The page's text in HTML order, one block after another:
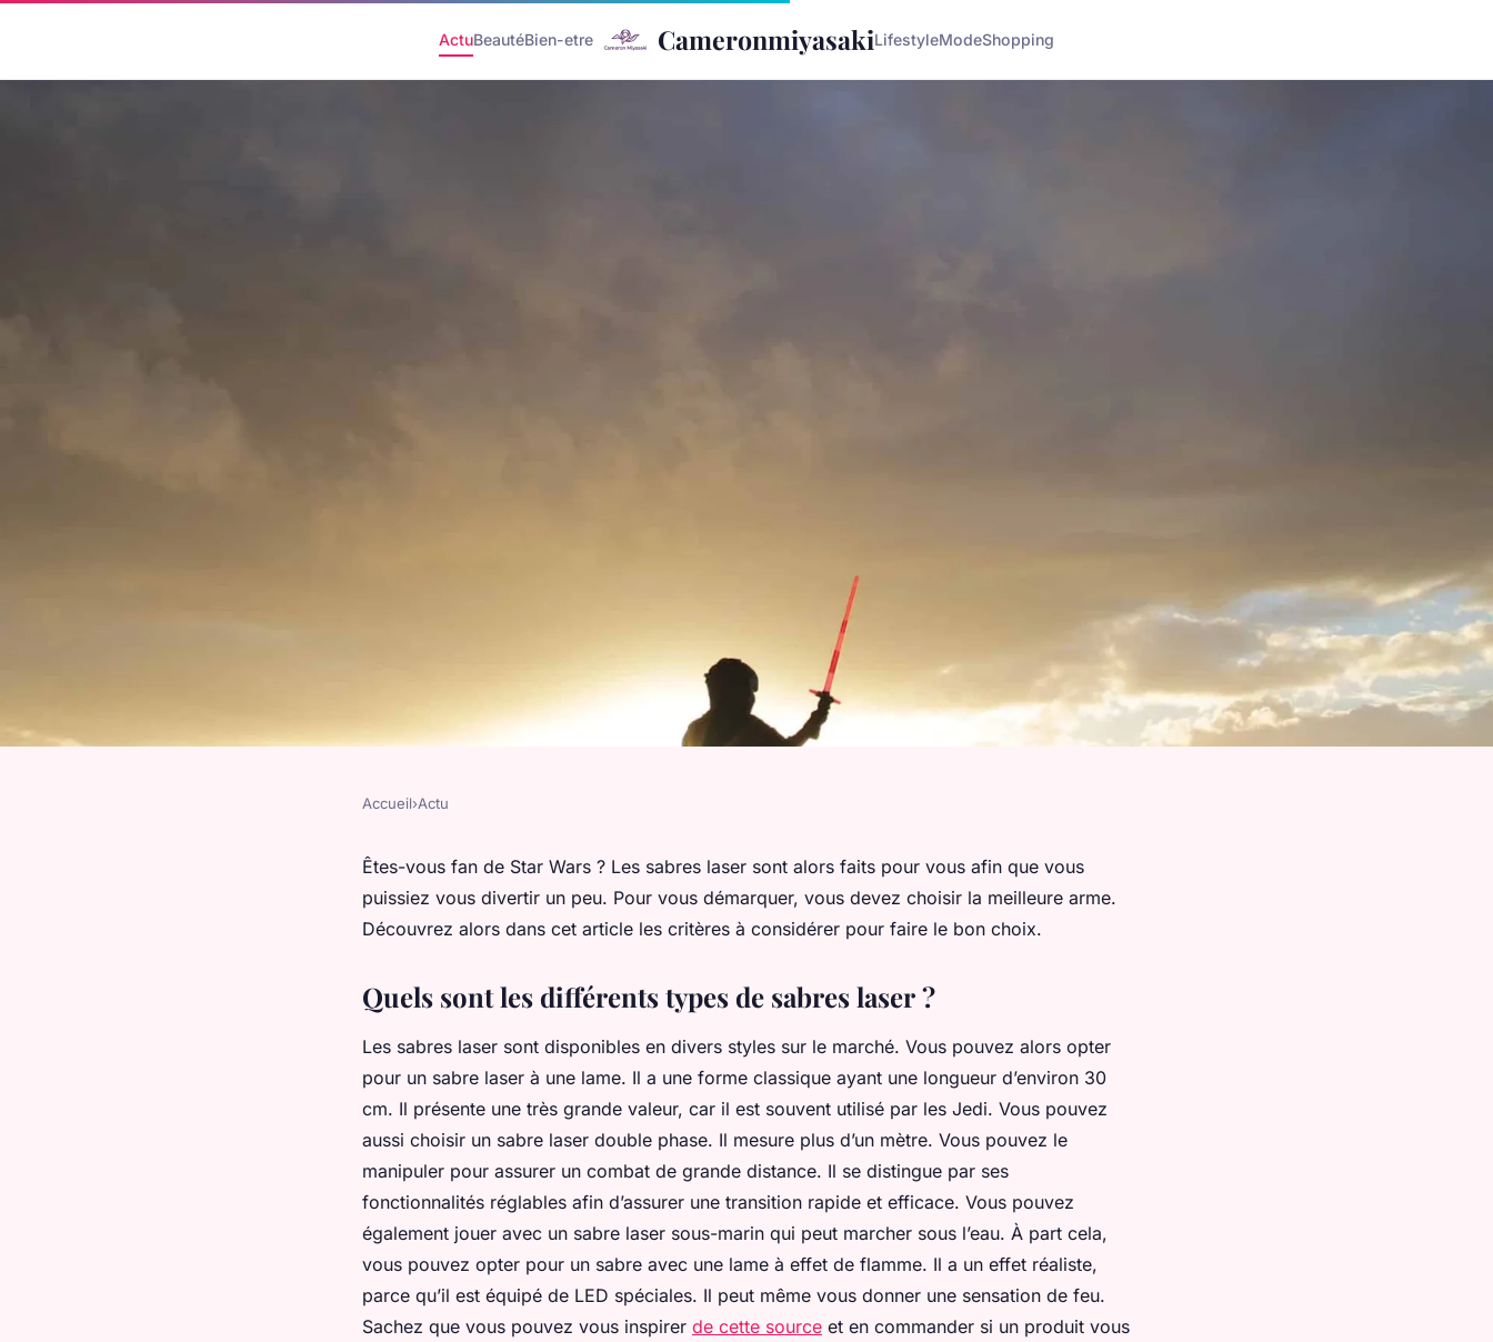
ActuBeautéBien-etre CameronmiyasakiLifestyleModeShopping
Comment choisir le meilleur sabre
2 min de lecture
Accueil›Actu
Êtes-vous fan de Star Wars ? Les sabres laser sont alors faits pour vous afin que vous
puissiez vous divertir un peu. Pour vous démarquer, vous devez choisir la meilleure arme.
Découvrez alors dans cet article les critères à considérer pour faire le bon choix.
Quels sont les différents types de sabres laser ?
Les sabres laser sont disponibles en divers styles sur le marché. Vous pouvez alors opter
pour un sabre laser à une lame. Il a une forme classique ayant une longueur d’environ 30
cm. Il présente une très grande valeur, car il est souvent utilisé par les Jedi. Vous pouvez
aussi choisir un sabre laser double phase. Il mesure plus d’un mètre. Vous pouvez le
manipuler pour assurer un combat de grande distance. Il se distingue par ses
fonctionnalités réglables afin d’assurer une transition rapide et efficace. Vous pouvez
également jouer avec un sabre laser sous-marin qui peut marcher sous l’eau. À part cela,
vous pouvez opter pour un sabre avec une lame à effet de flamme. Il a un effet réaliste,
parce qu’il est équipé de LED spéciales. Il peut même vous donner une sensation de feu.
Sachez que vous pouvez vous inspirer de cette source et en commander si un produit vous